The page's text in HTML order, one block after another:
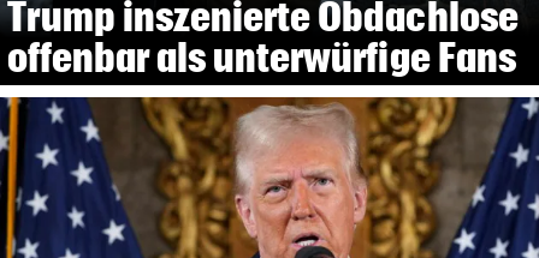
Trump inszenierte Obdachlose
offenbar als unterwürfige Fans